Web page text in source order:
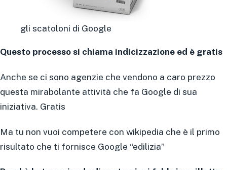
gli scatoloni di Google
Questo processo si chiama indicizzazione ed è gratis
Anche se ci sono agenzie che vendono a caro prezzo
questa mirabolante attività che fa Google di sua
iniziativa. Gratis
Ma tu non vuoi competere con wikipedia che è il primo
risultato che ti fornisce Google “edilizia”